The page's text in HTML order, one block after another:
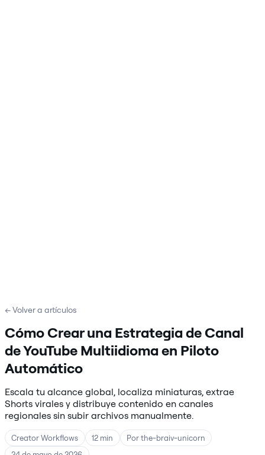
← Volver a artículos
Cómo Crear una Estrategia de Canal
de YouTube Multiidioma en Piloto
Automático
Escala tu alcance global, localiza miniaturas, extrae
Shorts virales y distribuye contenido en canales
regionales sin subir archivos manualmente.
Creator Workflows 12 min
Por the-braiv-unicorn